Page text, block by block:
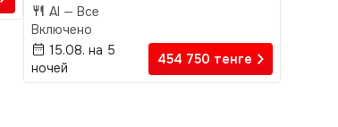
AI — Все
Включено
15.08. на 5
ночей
454 750 тенге